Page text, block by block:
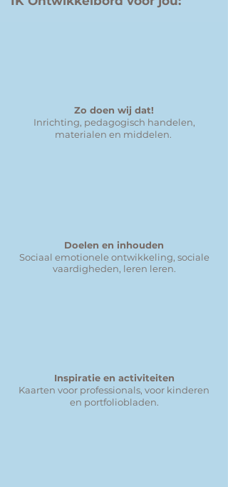
Zo doen wij dat!
Inrichting, pedagogisch handelen,
materialen en middelen.
Doelen en inhouden
Sociaal emotionele ontwikkeling, sociale
vaardigheden, leren leren.
Inspiratie en activiteiten
Kaarten voor professionals, voor kinderen
en portfoliobladen.